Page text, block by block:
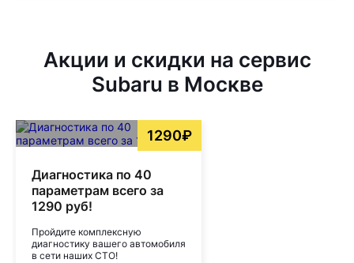
Акции и скидки на сервис
Subaru в Москве
1290₽
Диагностика по 40
параметрам всего за
1290 руб!
Пройдите комплексную
диагностику вашего автомобиля
в сети наших СТО!